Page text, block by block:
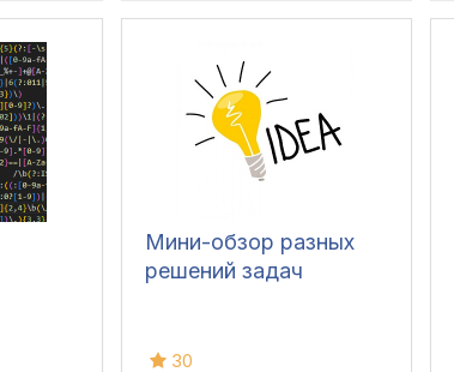
Мини-обзор разных
решений задач
30